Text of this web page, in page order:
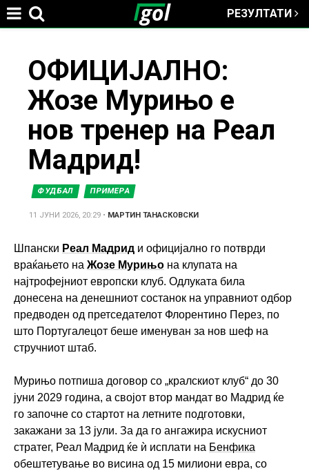
РЕЗУЛТАТИ
here
ОФИЦИЈАЛНО:
Жозе Мурињо е
нов тренер на Реал
Мадрид!
ФУДБАЛ ПРИМЕРА
11 ЈУНИ 2026, 20:29 • МАРТИН ТАНАСКОВСКИ
Шпански Реал Мадрид и официјално го потврди
враќањето на Жозе Мурињо на клупата на
најтрофејниот европски клуб. Одлуката била
донесена на денешниот состанок на управниот одбор
предводен од претседателот Флорентино Перез, по
што Португалецот беше именуван за нов шеф на
стручниот штаб.
Мурињо потпиша договор со „кралскиот клуб“ до 30
јуни 2029 година, а својот втор мандат во Мадрид ќе
го започне со стартот на летните подготовки,
закажани за 13 јули. За да го ангажира искусниот
стратег, Реал Мадрид ќе ѝ исплати на Бенфика
обештетување во висина од 15 милиони евра, со